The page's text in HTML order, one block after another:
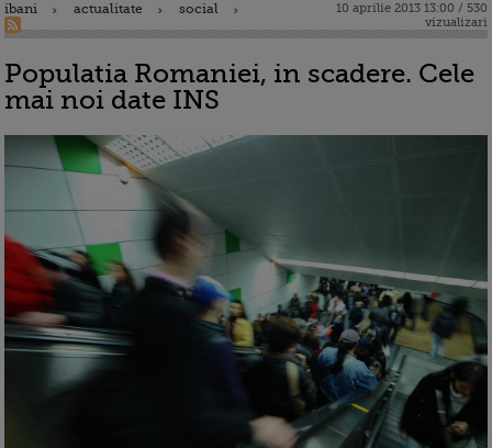
ibani actualitate social
10 aprilie 2013 13:00 / 530
vizualizari
Populatia Romaniei, in scadere. Cele
mai noi date INS